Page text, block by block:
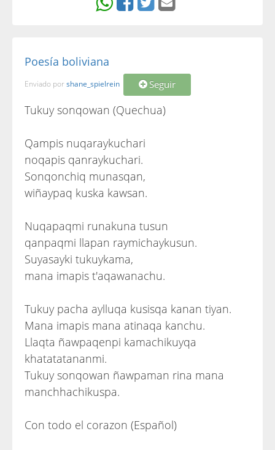
Poesía boliviana
Enviado por shane_spielrein Seguir
Tukuy sonqowan (Quechua)
Qampis nuqaraykuchari
noqapis qanraykuchari.
Sonqonchiq munasqan,
wiñaypaq kuska kawsan.
Nuqapaqmi runakuna tusun
qanpaqmi llapan raymichaykusun.
Suyasayki tukuykama,
mana imapis t'aqawanachu.
Tukuy pacha aylluqa kusisqa kanan tiyan.
Mana imapis mana atinaqa kanchu.
Llaqta ñawpaqenpi kamachikuyqa
khatatatananmi.
Tukuy sonqowan ñawpaman rina mana
manchhachikuspa.
Con todo el corazon (Español)